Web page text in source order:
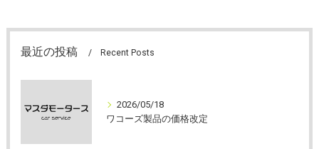
最近の投稿 Recent Posts
2026/05/18
ワコーズ製品の価格改定